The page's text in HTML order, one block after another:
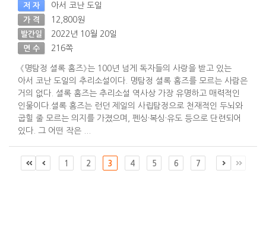
저 자 아서 코난 도일
가 격 12,800원
발간일 2022년 10월 20일
면 수 216쪽
《명탐정 셜록 홈즈》는 100년 넘게 독자들의 사랑을 받고 있는
아서 코난 도일의 추리소설이다. 명탐정 셜록 홈즈를 모르는 사람은
거의 없다. 셜록 홈즈는 추리소설 역사상 가장 유명하고 매력적인
인물이다.셜록 홈즈는 런던 제일의 사립탐정으로 천재적인 두뇌와
굽힐 줄 모르는 의지를 가졌으며, 펜싱·복싱·유도 등으로 단련되어
있다. 그 어떤 작은 ...
1 2 3 4 5 6 7